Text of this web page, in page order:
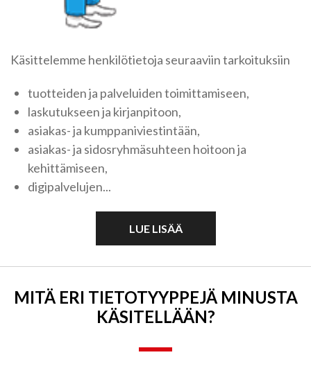
Käsittelemme henkilötietoja seuraaviin tarkoituksiin
tuotteiden ja palveluiden toimittamiseen,
laskutukseen ja kirjanpitoon,
asiakas- ja kumppaniviestintään,
asiakas- ja sidosryhmäsuhteen hoitoon ja
kehittämiseen,
digipalvelujen...
LUE LISÄÄ
MITÄ ERI TIETO­TYYPPEJÄ MINUSTA
KÄSITELLÄÄN?